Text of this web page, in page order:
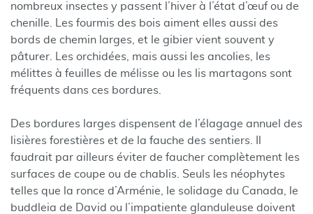
nombreux insectes y passent l’hiver à l’état d’œuf ou de
chenille. Les fourmis des bois aiment elles aussi des
bords de chemin larges, et le gibier vient souvent y
pâturer. Les orchidées, mais aussi les ancolies, les
mélittes à feuilles de mélisse ou les lis martagons sont
fréquents dans ces bordures.
Des bordures larges dispensent de l’élagage annuel des
lisières forestières et de la fauche des sentiers. Il
faudrait par ailleurs éviter de faucher complètement les
surfaces de coupe ou de chablis. Seuls les néophytes
telles que la ronce d’Arménie, le solidage du Canada, le
buddleia de David ou l’impatiente glanduleuse doivent